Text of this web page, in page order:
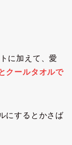
に加えて、愛
クールタオルで
にするとかさば